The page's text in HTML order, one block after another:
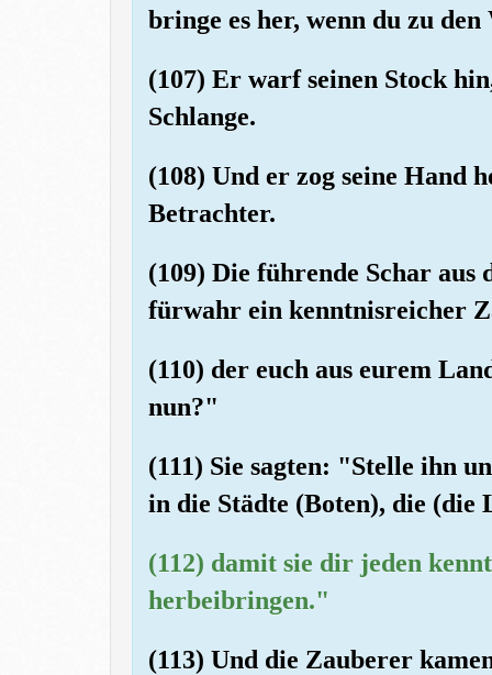
bringe es her, wenn du zu
(107) Er warf seinen Stock
Schlange.
(108) Und er zog seine Hand
Betrachter.
(109) Die führende Schar
fürwahr ein kenntnisreicher
(110) der euch aus eurem
nun?"
(111) Sie sagten: "Stelle ihn
in die Städte (Boten), die (die
(112) damit sie dir jeden
herbeibringen."
(113) Und die Zauberer